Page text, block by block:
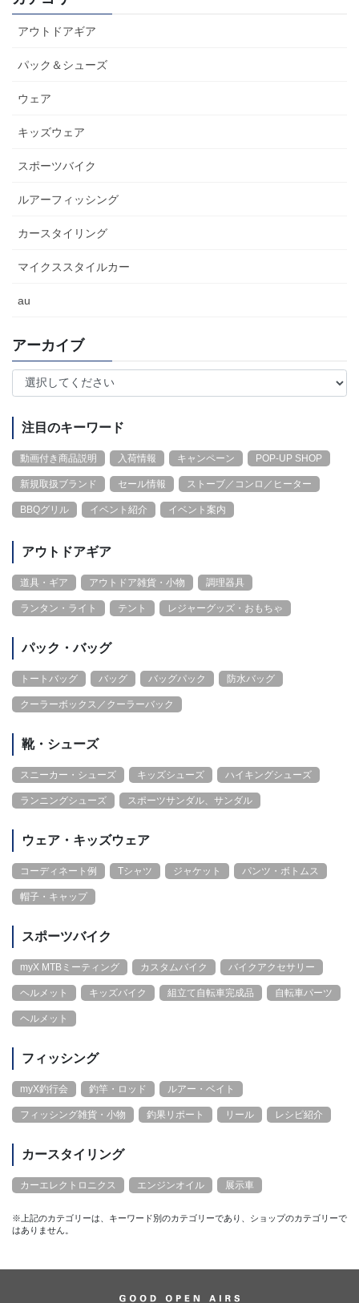
アウトドアギア
パック＆シューズ
ウェア
キッズウェア
スポーツバイク
ルアーフィッシング
カースタイリング
マイクススタイルカー
au
アーカイブ
注目のキーワード
動画付き商品説明 入荷情報 キャンペーン POP-UP SHOP
新規取扱ブランド セール情報 ストーブ／コンロ／ヒーター
BBQグリル イベント紹介 イベント案内
アウトドアギア
道具・ギア アウトドア雑貨・小物 調理器具
ランタン・ライト テント レジャーグッズ・おもちゃ
パック・バッグ
トートバッグ バッグ バッグパック 防水バッグ
クーラーボックス／クーラーバック
靴・シューズ
スニーカー・シューズ キッズシューズ ハイキングシューズ
ランニングシューズ スポーツサンダル、サンダル
ウェア・キッズウェア
コーディネート例 Tシャツ ジャケット パンツ・ボトムス
帽子・キャップ
スポーツバイク
myX MTBミーティング カスタムバイク バイクアクセサリー
ヘルメット キッズバイク 組立て自転車完成品 自転車パーツ
ヘルメット
フィッシング
myX釣行会 釣竿・ロッド ルアー・ベイト
フィッシング雑貨・小物 釣果リポート リール レシピ紹介
カースタイリング
カーエレクトロニクス エンジンオイル 展示車
※上記のカテゴリーは、キーワード別のカテゴリーであり、ショップのカテゴリーで
はありません。